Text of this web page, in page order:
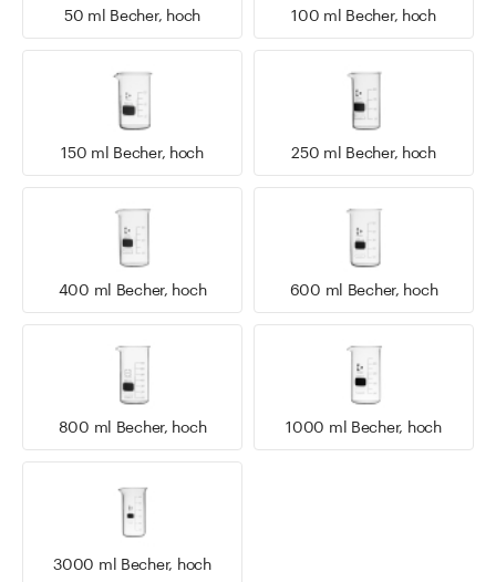
50 ml Becher, hoch 100 ml Becher, hoch
150 ml Becher, hoch 250 ml Becher, hoch
400 ml Becher, hoch 600 ml Becher, hoch
800 ml Becher, hoch 1000 ml Becher, hoch
3000 ml Becher, hoch